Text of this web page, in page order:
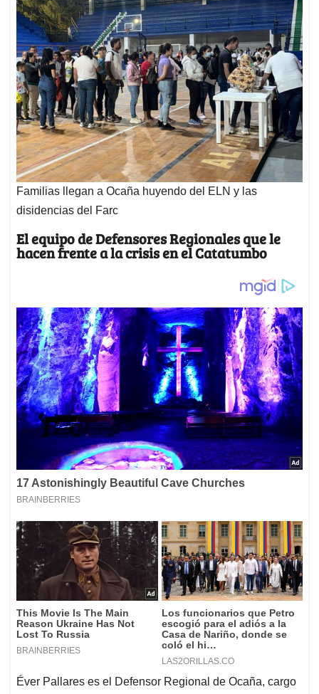
Familias llegan a Ocaña huyendo del ELN y las
disidencias del Farc
El equipo de Defensores Regionales que le
hacen frente a la crisis en el Catatumbo
Éver Pallares es el Defensor Regional de Ocaña, cargo